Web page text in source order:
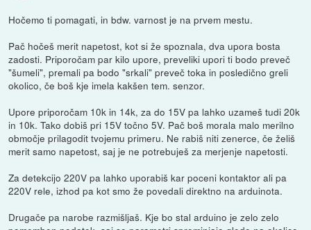
Hočemo ti pomagati, in bdw. varnost je na prvem mestu.
Pač hočeš merit napetost, kot si že spoznala, dva upora bosta
zadosti. Priporočam par kilo upore, preveliki upori ti bodo preveč
"šumeli", premali pa bodo "srkali" preveč toka in posledično greli
okolico, če boš kje imela kakšen tem. senzor.
Upore priporočam 10k in 14k, za do 15V pa lahko uzameš tudi 20k
in 10k. Tako dobiš pri 15V točno 5V. Pač boš morala malo merilno
območje prilagodit tvojemu primeru. Ne rabiš niti zenerce, če želiš
merit samo napetost, saj je ne potrebuješ za merjenje napetosti.
Za detekcijo 220V pa lahko uporabiš kar poceni kontaktor ali pa
220V rele, izhod pa kot smo že povedali direktno na arduinota.
Drugače pa narobe razmišljaš. Kje bo stal arduino je zelo zelo